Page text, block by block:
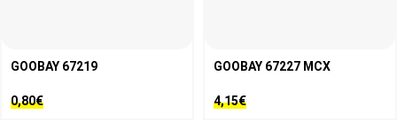
GOOBAY 67219
0,80€
GOOBAY 67227 MCX
4,15€